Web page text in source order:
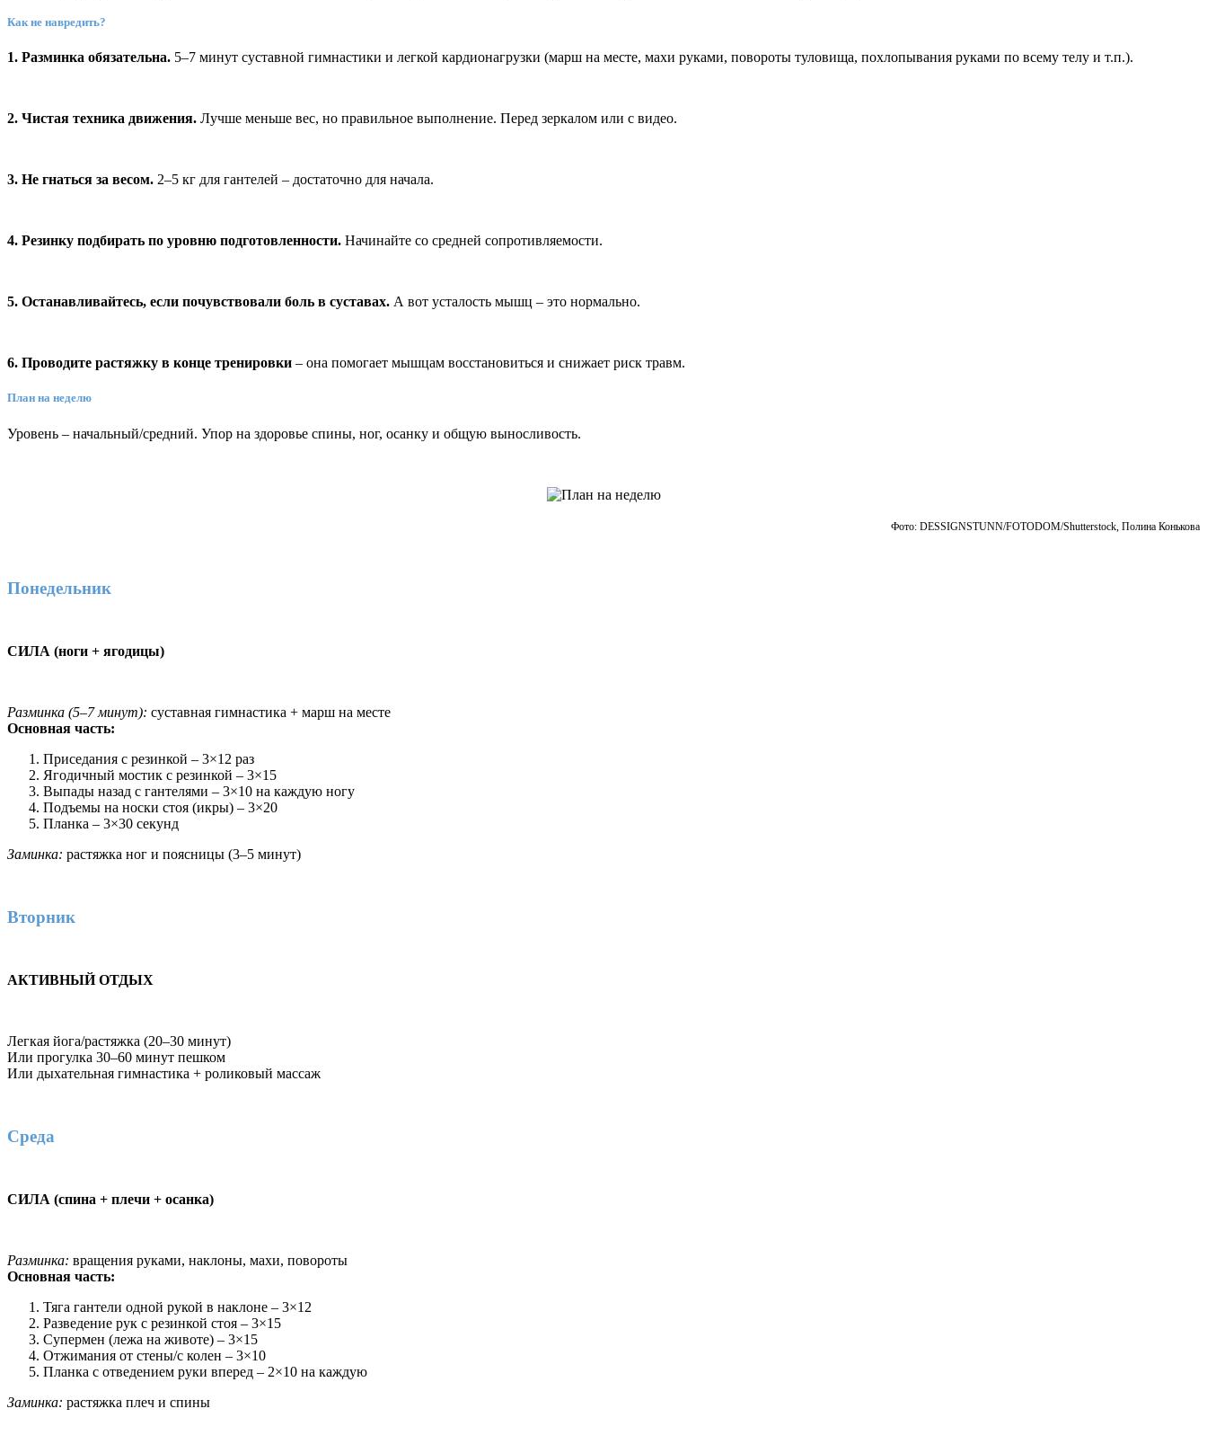
Как не навредить?
1. Разминка обязательна. 5–7 минут суставной гимнастики и легкой кардионагрузки (марш на месте, махи руками, повороты туловища, похлопывания руками по всему телу и т.п.).
2. Чистая техника движения. Лучше меньше вес, но правильное выполнение. Перед зеркалом или с видео.
3. Не гнаться за весом. 2–5 кг для гантелей – достаточно для начала.
4. Резинку подбирать по уровню подготовленности. Начинайте со средней сопротивляемости.
5. Останавливайтесь, если почувствовали боль в суставах. А вот усталость мышц – это нормально.
6. Проводите растяжку в конце тренировки – она помогает мышцам восстановиться и снижает риск травм.
План на неделю
Уровень – начальный/средний. Упор на здоровье спины, ног, осанку и общую выносливость.
Фото: DESSIGNSTUNN/FOTODOM/Shutterstock, Полина Конькова
Понедельник
СИЛА (ноги + ягодицы)
Разминка (5–7 минут): суставная гимнастика + марш на месте
Основная часть:
Приседания с резинкой – 3×12 раз
Ягодичный мостик с резинкой – 3×15
Выпады назад с гантелями – 3×10 на каждую ногу
Подъемы на носки стоя (икры) – 3×20
Планка – 3×30 секунд
Заминка: растяжка ног и поясницы (3–5 минут)
Вторник
АКТИВНЫЙ ОТДЫХ
Легкая йога/растяжка (20–30 минут)
Или прогулка 30–60 минут пешком
Или дыхательная гимнастика + роликовый массаж
Среда
СИЛА (спина + плечи + осанка)
Разминка: вращения руками, наклоны, махи, повороты
Основная часть:
Тяга гантели одной рукой в наклоне – 3×12
Разведение рук с резинкой стоя – 3×15
Супермен (лежа на животе) – 3×15
Отжимания от стены/с колен – 3×10
Планка с отведением руки вперед – 2×10 на каждую
Заминка: растяжка плеч и спины